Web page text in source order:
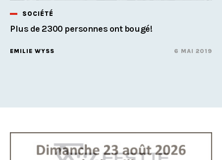
SOCIÉTÉ
Plus de 2300 personnes ont bougé!
EMILIE WYSS 6 MAI 2019